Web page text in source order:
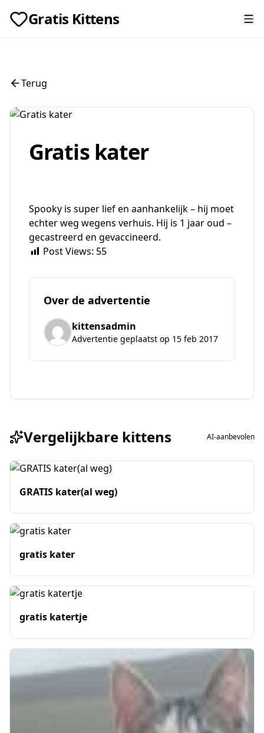
Gratis Kittens
Terug
Gratis kater
Spooky is super lief en aanhankelijk – hij moet
echter weg wegens verhuis. Hij is 1 jaar oud –
gecastreerd en gevaccineerd.
Post Views: 55
Over de advertentie
kittensadmin
Advertentie geplaatst op 15 feb 2017
Vergelijkbare kittens AI-aanbevolen
GRATIS kater(al weg)
gratis kater
gratis katertje